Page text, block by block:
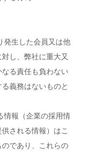
発生した会員又は他
し、弊社に重大又
る責任も負わない
義務はないものと
情報（企業の採用情
される情報）はこ
であり、これらの